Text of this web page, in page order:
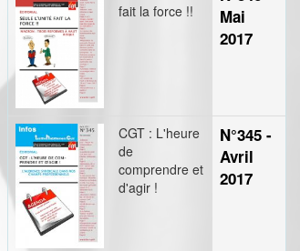
fait la force !!
Mai
2017
CGT : L'heure
de
comprendre et
d'agir !
N°345 -
Avril
2017